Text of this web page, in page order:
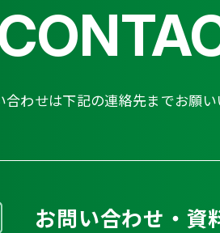
合わせは下記の連絡先までお願い
お問い合わせ・資